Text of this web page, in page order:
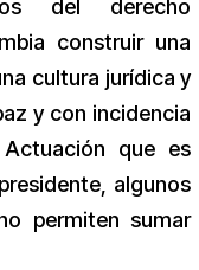
del derecho
construir una
cultura jurídica y
y con incidencia
que es
algunos
permiten sumar